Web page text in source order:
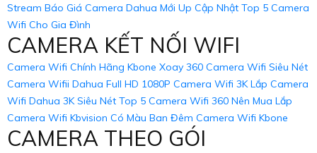
Stream Báo Giá Camera Dahua Mới Up Cập Nhật Top 5 Camera
Wifi Cho Gia Đình
CAMERA KẾT NỐI WIFI
Camera Wifi Chính Hãng Kbone Xoay 360 Camera Wifi Siêu Nét
Camera Wifii Dahua Full HD 1080P Camera Wifi 3K Lắp Camera
Wifi Dahua 3K Siêu Nét Top 5 Camera Wifi 360 Nên Mua Lắp
Camera Wifi Kbvision Có Màu Ban Đêm Camera Wifi Kbone
CAMERA THEO GÓI